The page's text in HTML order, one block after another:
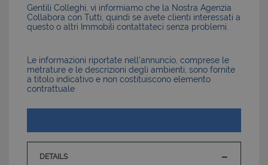
Gentili Colleghi, vi informiamo che la Nostra Agenzia
Collabora con Tutti, quindi se avete clienti interessati a
questo o altri Immobili contattateci senza problemi.
Le informazioni riportate nell’annuncio, comprese le
metrature e le descrizioni degli ambienti, sono fornite
a titolo indicativo e non costituiscono elemento
contrattuale
DETAILS